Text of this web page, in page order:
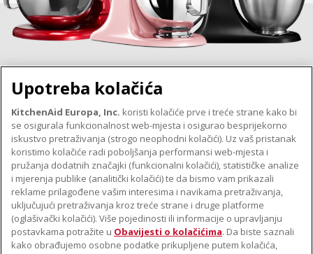
O TVRTKI KITCHENAID
Robna marka
Povijest
ODR
PODRŠKA
Pronađi trgovinu
Jamstvo i dokumenti
PRATITE NAS
Upotreba kolačića
KitchenAid Europa, Inc. koristi kolačiće prve i treće strane kako bi
se osigurala funkcionalnost web-mjesta i osigurao besprijekorno
iskustvo pretraživanja (strogo neophodni kolačići). Uz vaš pristanak
koristimo kolačiće radi poboljšanja performansi web-mjesta i
pružanja dodatnih značajki (funkcionalni kolačići), statističke analize
i mjerenja publike (analitički kolačići) te da bismo vam prikazali
reklame prilagođene vašim interesima i navikama pretraživanja,
uključujući pretraživanja kroz treće strane i druge platforme
(oglašivački kolačići). Više pojedinosti ili informacije o upravljanju
postavkama potražite u Obavijesti o kolačićima. Da biste saznali
kako obrađujemo osobne podatke prikupljene putem kolačića,